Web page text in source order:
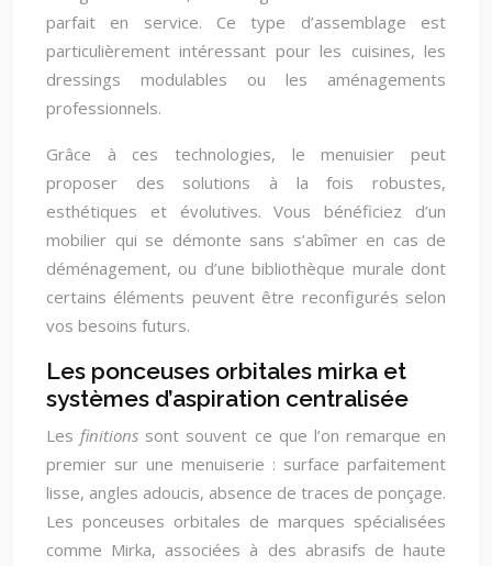
parfait en service. Ce type d’assemblage est
particulièrement intéressant pour les cuisines, les
dressings modulables ou les aménagements
professionnels.
Grâce à ces technologies, le menuisier peut
proposer des solutions à la fois robustes,
esthétiques et évolutives. Vous bénéficiez d’un
mobilier qui se démonte sans s’abîmer en cas de
déménagement, ou d’une bibliothèque murale dont
certains éléments peuvent être reconfigurés selon
vos besoins futurs.
Les ponceuses orbitales mirka et
systèmes d’aspiration centralisée
Lesfinitions sont souvent ce que l’on remarque en
premier sur une menuiserie : surface parfaitement
lisse, angles adoucis, absence de traces de ponçage.
Les ponceuses orbitales de marques spécialisées
comme Mirka, associées à des abrasifs de haute